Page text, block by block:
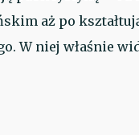
aż po
W niej właśnie